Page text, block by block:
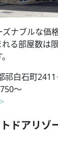
ナブルな価
る部屋数は
祁白石町
～
ドアリゾ